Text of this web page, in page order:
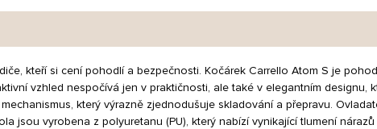
kteří si cení pohodlí a bezpečnosti. Kočárek Carrello Atom S je
vzhled nespočívá jen v praktičnosti, ale také v elegantním designu,
který výrazně zjednodušuje skladování a přepravu.
jsou vyrobena z polyuretanu (PU), který nabízí vynikající tlumení